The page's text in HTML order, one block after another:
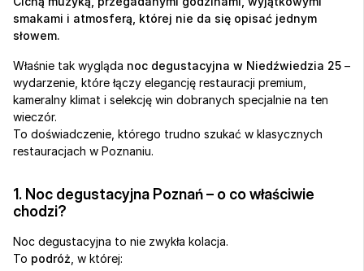
smakami i atmosferą, której nie da się opisać jednym
słowem.
Właśnie tak wygląda noc degustacyjna w Niedźwiedzia 25 –
wydarzenie, które łączy elegancję restauracji premium,
kameralny klimat i selekcję win dobranych specjalnie na ten
wieczór.
To doświadczenie, którego trudno szukać w klasycznych
restauracjach w Poznaniu.
1. Noc degustacyjna Poznań – o co właściwie
chodzi?
Noc degustacyjna to nie zwykła kolacja.
To podróż , w której: